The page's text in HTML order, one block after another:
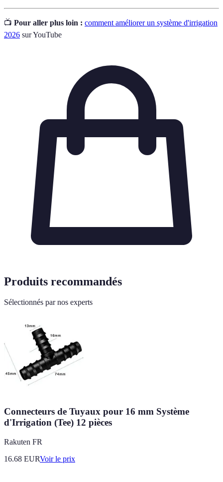
📺 Pour aller plus loin : comment améliorer un système d'irrigation
2026 sur YouTube
Produits recommandés
Sélectionnés par nos experts
Connecteurs de Tuyaux pour 16 mm Système
d'Irrigation (Tee) 12 pièces
Rakuten FR
16.68 EURVoir le prix